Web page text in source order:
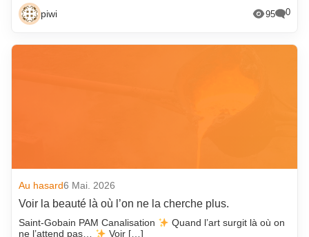
piwi 95 0
Au hasard6 Mai. 2026
Voir la beauté là où l’on ne la cherche plus.
Saint-Gobain PAM Canalisation
Quand l’art surgit là où on
ne l’attend pas…
Voir […]